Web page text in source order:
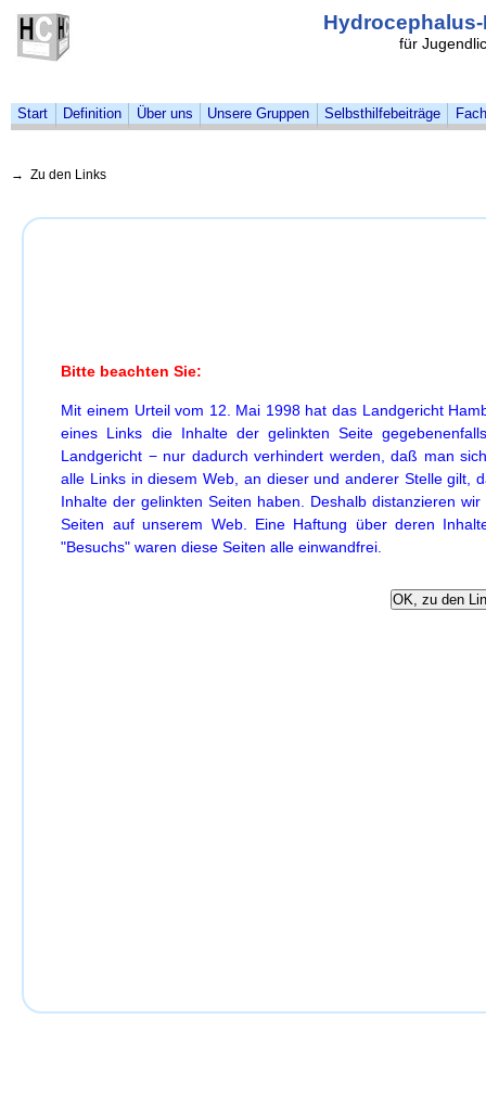
Start Definition Über uns Unsere Gruppen Selbsthilfebeiträge
→ Zu den Links
Bitte beachten Sie:
Mit einem Urteil vom 12. Mai 1998 hat das Landgericht
eines Links die Inhalte der gelinkten Seite
Landgericht − nur dadurch verhindert werden, daß man
alle Links in diesem Web, an dieser und anderer Stelle gilt,
Inhalte der gelinkten Seiten haben. Deshalb distanzieren
Seiten auf unserem Web. Eine Haftung über deren
"Besuchs" waren diese Seiten alle einwandfrei.
für